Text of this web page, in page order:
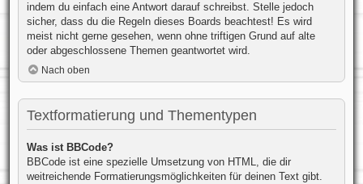
indem du einfach eine Antwort darauf schreibst. Stelle jedoch
sicher, dass du die Regeln dieses Boards beachtest! Es wird
meist nicht gerne gesehen, wenn ohne triftigen Grund auf alte
oder abgeschlossene Themen geantwortet wird.
Nach oben
Textformatierung und Thementypen
Was ist BBCode?
BBCode ist eine spezielle Umsetzung von HTML, die dir
weitreichende Formatierungsmöglichkeiten für deinen Text gibt.